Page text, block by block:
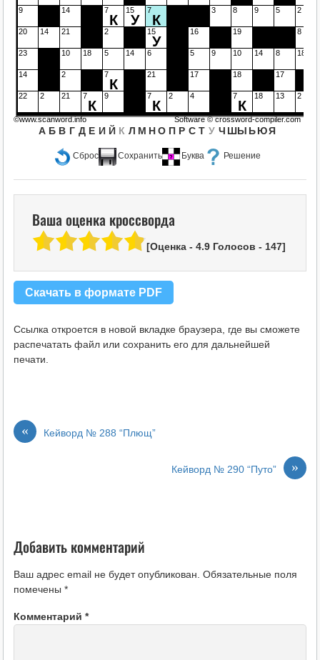
Сброс Сохранить Буква Решение
9 14 7
К
15
У
7
К
3 8 9 5 2
20 14 21 2 15
У
16 19 8
23 10 18 5 14 6 5 9 10 14 8 18
14 2 7
К
21 17 18 17
22 2 21 7
К
9 7
К
2 4 7
К
18 13 2
А Б В Г Д Е И Й К Л М Н О П Р С Т У Ч ШЫ ЬЮЯ
©www.scanword.info Software ©crossword-compiler.com
Ваша оценка кроссворда
[Оценка - 4.9Голосов - 147]
Скачать в формате PDF
Ссылка откроется в новой вкладке браузера, где вы сможете
распечатать файл или сохранить его для дальнейшей
печати.
« Кейворд № 288 “Плющ”
»
Кейворд № 290 “Путо”
Добавить комментарий
Ваш адрес email не будет опубликован. Обязательные поля
помечены *
Комментарий *